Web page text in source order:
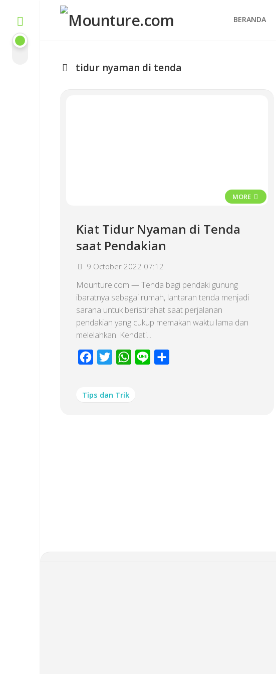
content
BERANDA
tidur nyaman di tenda
MORE
Kiat Tidur Nyaman di Tenda
saat Pendakian
9 October 2022 07:12
Mounture.com — Tenda bagi pendaki gunung
ibaratnya sebagai rumah, lantaran tenda menjadi
sarana untuk beristirahat saat perjalanan
pendakian yang cukup memakan waktu lama dan
melelahkan. Kendati...
Facebook
Twitter WhatsApp
Line
Tips dan Trik